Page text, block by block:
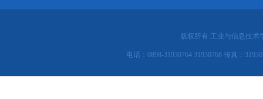
版权所有:工业与信息技
电话：0898-31930764 31930768 传真：